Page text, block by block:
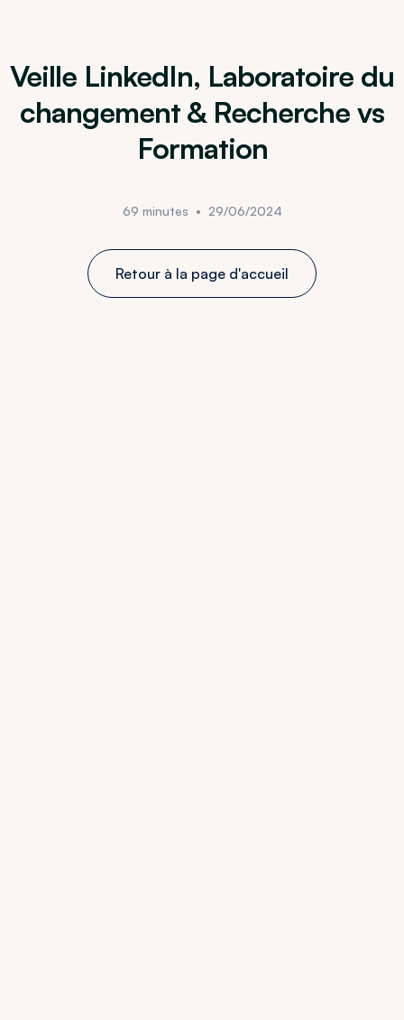
Veille LinkedIn, Laboratoire du
changement & Recherche vs
Formation
69 minutes • 29/06/2024
Retour à la page d'accueil